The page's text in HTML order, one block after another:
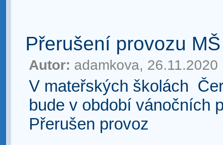
Přerušení provozu MŠ
Autor: adamkova, 26.11.2020
V mateřských školách
bude v období vánočních
Přerušen provoz